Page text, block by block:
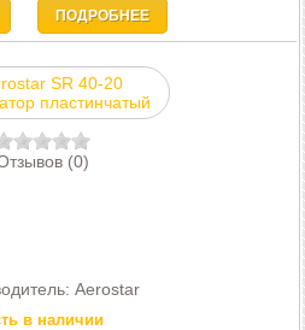
ПОДРОБНЕЕ
(0)
Aerostar
в наличии